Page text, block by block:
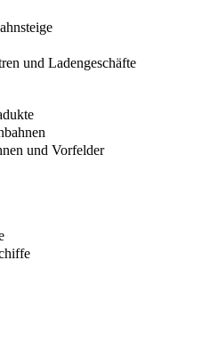
und Ladengeschäfte
und Vorfelder